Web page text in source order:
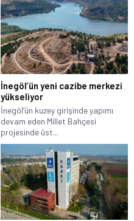
İnegöl’ün yeni cazibe merkezi
yükseliyor
İnegöl’ün kuzey girişinde yapımı
devam eden Millet Bahçesi
projesinde üst...